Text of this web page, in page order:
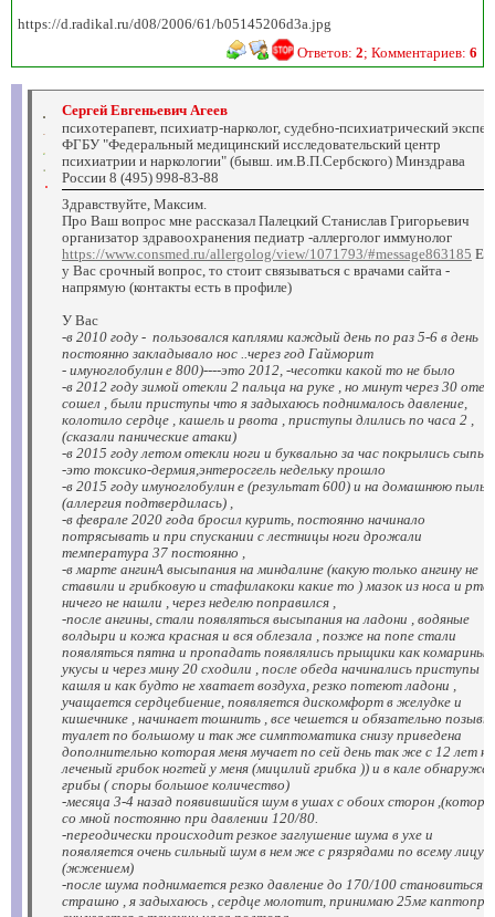
https://d.radikal.ru/d08/2006/61/b05145206d3a.jpg
Ответов: 2; Комментариев: 6
Сергей Евгеньевич Агеев
психотерапевт, психиатр-нарколог, судебно-психиатрический
ФГБУ "Федеральный медицинский исследовательский центр
психиатрии и наркологии" (бывш. им.В.П.Сербского) Минздрава
России 8 (495) 998-83-88
Здравствуйте, Максим.
Про Ваш вопрос мне рассказал Палецкий Станислав Григорьевич
организатор здравоохранения педиатр -аллерголог иммунолог
https://www.consmed.ru/allergolog/view/1071793/#message863185
у Вас срочный вопрос, то стоит связываться с врачами сайта -
напрямую (контакты есть в профиле)
У Вас
-в 2010 году - пользовался каплями каждый день по раз 5-6 в день
постоянно закладывало нос ..через год Гайморит
- имуноглобулин е 800)----это 2012, -чесотки какой то не было
-в 2012 году зимой отекли 2 пальца на руке , но минут через 30 отек
сошел , были приступы что я задыхаюсь поднималось давление,
колотило сердце , кашель и рвота , приступы длились по часа 2 ,
(сказали панические атаки)
-в 2015 году летом отекли ноги и буквально за час покрылись сыпью
-это токсико-дермия,энтеросгель недельку прошло
-в 2015 году имуноглобулин е (результат 600) и на домашнюю пыль
(аллергия подтвердилась) ,
-в феврале 2020 года бросил курить, постоянно начинало
потрясывать и при спускании с лестницы ноги дрожали
температура 37 постоянно ,
-в марте ангинА высыпания на миндалине (какую только ангину не
ставили и грибковую и стафилакоки какие то ) мазок из носа и рта
ничего не нашли , через неделю поправился ,
-после ангины, стали появляться высыпания на ладони , водяные
волдыри и кожа красная и вся облезала , позже на попе стали
появляться пятна и пропадать появлялись прыщики как комариные
укусы и через мину 20 сходили , после обеда начинались приступы
кашля и как будто не хватает воздуха, резко потеют ладони ,
учащается сердцебиение, появляется дискомфорт в желудке и
кишечнике , начинает тошнить , все чешется и обязательно позывы
туалет по большому и так же симптоматика снизу приведена
дополнительно которая меня мучает по сей день так же с 12 лет не
леченый грибок ногтей у меня (мицилий грибка )) и в кале
грибы ( споры большое количество)
-месяца 3-4 назад появившийся шум в ушах с обоих сторон
со мной постоянно при давлении 120/80.
-переодически происходит резкое заглушение шума в ухе и
появляется очень сильный шум в нем же с рязрядами по всему лицу
(жжением)
-после шума поднимается резко давление до 170/100 становиться
страшно , я задыхаюсь , сердце молотит, принимаю 25мг